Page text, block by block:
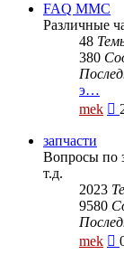
FAQ MMC
Различные
48
380
э…
mek
запчасти
Вопросы по
т.д.
2023
9580
mek